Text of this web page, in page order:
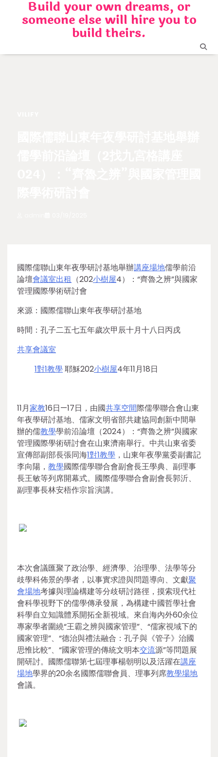
Build your own dreams, or
someone else will hire you to
build theirs.
國際儒聯山東年夜學研討基地舉辦講座場地儒學前沿
論壇會議室出租 （202小樹屋4）：“齊魯之辨”與國家
管理國際學術研討會
來源：國際儒聯山東年夜學研討基地
時間：孔子二五七五年歲次甲辰十月十八日丙戌
共享會議室
1對1教學 耶穌202小樹屋4年11月18日
11月家教16日—17日，由國共享空間際儒學聯合會山東
年夜學研討基地、儒家文明省部共建協同創新中間舉
辦的儒教學學前沿論壇（2024）：“齊魯之辨”與國家
管理國際學術研討會在山東濟南舉行。中共山東省委
宣傳部副部長張同海1對1教學 ，山東年夜學黨委副書記
李向陽， 教學國際儒學聯合會副會長王學典、副理事
長王敏等列席開幕式。國際儒學聯合會副會長郭沂、
副理事長林安梧作宗旨演講。
本次會議匯聚了政治學、經濟學、治理學、法學等分
歧學科佈景的學者，以事實求證與問題導向、文獻聚
會場地考據與理論構建等分歧研討路徑，摸索現代社
會科學視野下的儒學傳承發展，為構建中國哲學社會
科學自立知識體系開拓全新視域。來自海內外60余位
專家學者圍繞“王霸之辨與國家管理”、“儒家視域下的
國家管理”、“德治與禮法融合：孔子與《管子》治國
思惟比較”、“國家管理的傳統文明本交流源”等問題展
開研討。國際儒聯第七屆理事楊朝明以及活躍在講座
場地學界的20余名國際儒聯會員、理事列席教學場地
會議。